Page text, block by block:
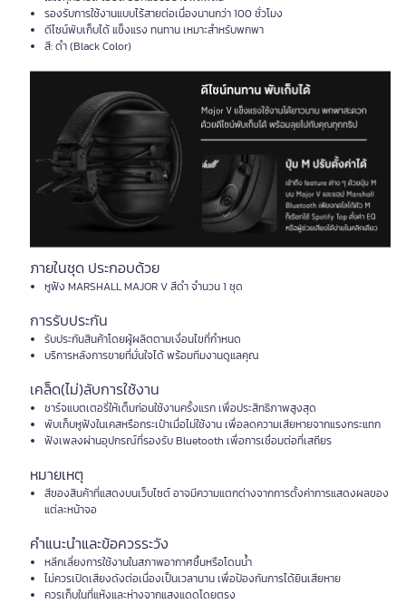
รองรับการใช้งานแบบไร้สายต่อเนื่องนานกว่า 100 ชั่วโมง
ดีไซน์พับเก็บได้ แข็งแรง ทนทาน เหมาะสำหรับพกพา
สี: ดำ (Black Color)
ภายในชุด ประกอบด้วย
หูฟัง MARSHALL MAJOR V สีดำ จำนวน 1 ชุด
การรับประกัน
รับประกันสินค้าโดยผู้ผลิตตามเงื่อนไขที่กำหนด
บริการหลังการขายที่มั่นใจได้ พร้อมทีมงานดูแลคุณ
เคล็ด(ไม่)ลับการใช้งาน
ชาร์จแบตเตอรี่ให้เต็มก่อนใช้งานครั้งแรก เพื่อประสิทธิภาพสูงสุด
พับเก็บหูฟังในเคสหรือกระเป๋าเมื่อไม่ใช้งาน เพื่อลดความเสียหายจากแรงกระแทก
ฟังเพลงผ่านอุปกรณ์ที่รองรับ Bluetooth เพื่อการเชื่อมต่อที่เสถียร
หมายเหตุ
สีของสินค้าที่แสดงบนเว็บไซต์ อาจมีความแตกต่างจากการตั้งค่าการแสดงผลของ
แต่ละหน้าจอ
คำแนะนำและข้อควรระวัง
หลีกเลี่ยงการใช้งานในสภาพอากาศชื้นหรือโดนน้ำ
ไม่ควรเปิดเสียงดังต่อเนื่องเป็นเวลานาน เพื่อป้องกันการได้ยินเสียหาย
ควรเก็บในที่แห้งและห่างจากแสงแดดโดยตรง